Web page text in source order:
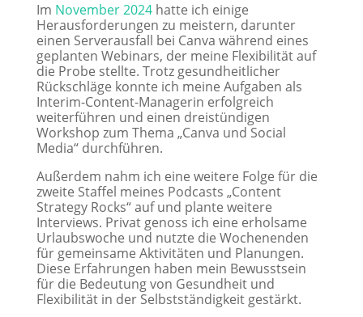
Im November 2024hatte ich einige
Herausforderungen zu meistern, darunter
einen Serverausfall bei Canva während eines
geplanten Webinars, der meine Flexibilität auf
die Probe stellte. Trotz gesundheitlicher
Rückschläge konnte ich meine Aufgaben als
Interim-Content-Managerin erfolgreich
weiterführen und einen dreistündigen
Workshop zum Thema „Canva und Social
Media“ durchführen.
Außerdem nahm ich eine weitere Folge für die
zweite Staffel meines Podcasts „Content
Strategy Rocks“ auf und plante weitere
Interviews. Privat genoss ich eine erholsame
Urlaubswoche und nutzte die Wochenenden
für gemeinsame Aktivitäten und Planungen.
Diese Erfahrungen haben mein Bewusstsein
für die Bedeutung von Gesundheit und
Flexibilität in der Selbstständigkeit gestärkt.